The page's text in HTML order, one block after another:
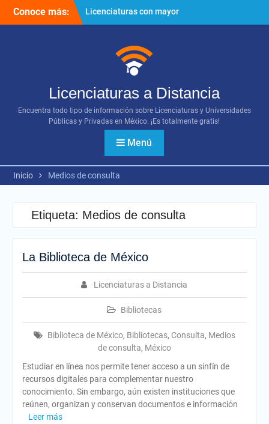
Conoce más:
Licenciaturas con mayor
proyección
¿Cómo utilizar los diversos
recursos digitales?
Licenciaturas a Distancia
Encuentra todo tipo de información sobre Licenciaturas y Universidades
Públicas y Privadas en México. ¡Es totalmente gratis!
Menú
Inicio Medios de consulta
Etiqueta: Medios de consulta
La Biblioteca de México
Licenciaturas a Distancia
Bibliotecas
Biblioteca de México, Bibliotecas, Consulta, Medios
de consulta, México
Estudiar en línea nos permite tener acceso a un sinfín de
recursos digitales para complementar nuestro
conocimiento. Sin embargo, aún existen instituciones que
reúnen, organizan y conservan documentos e información
Leer más